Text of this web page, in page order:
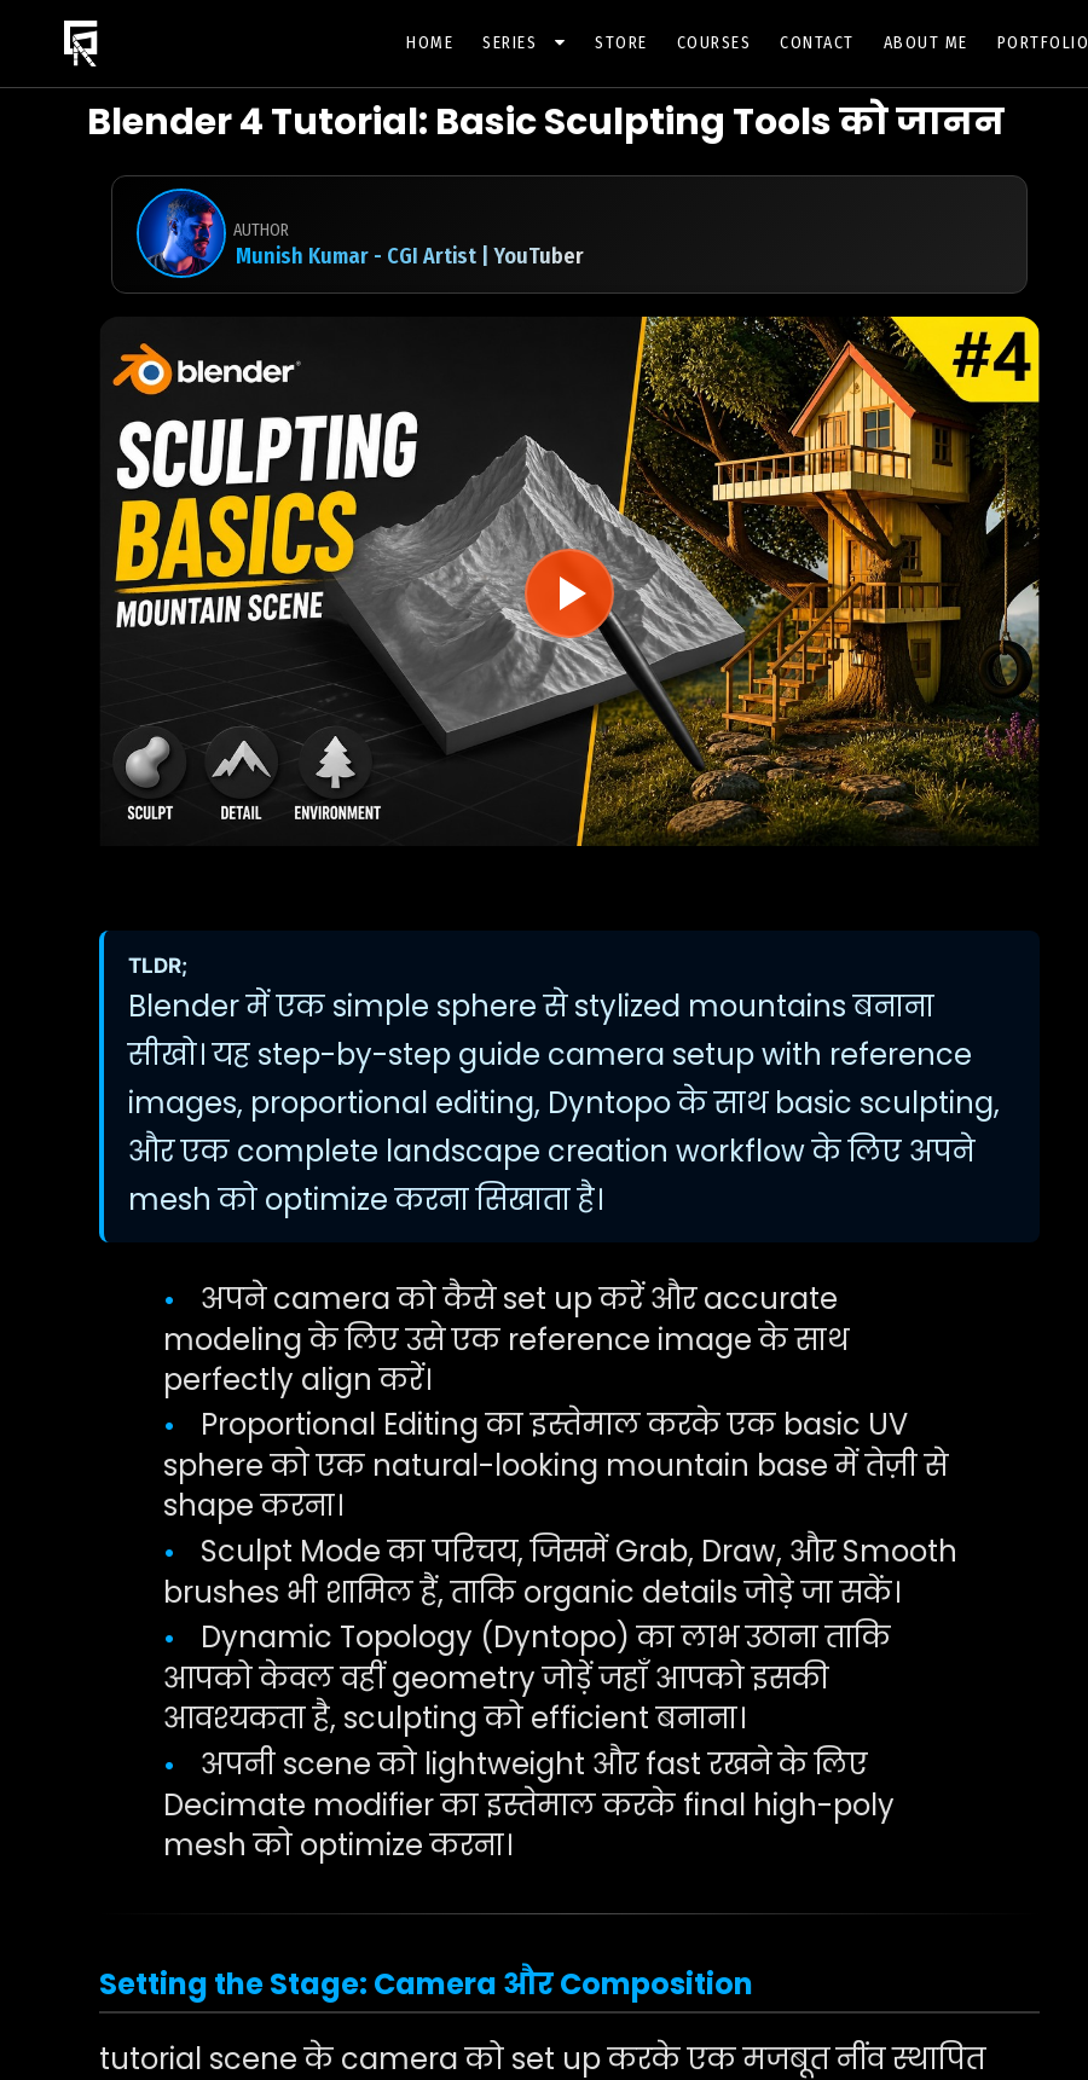
HOME SERIES STORE COURSES CONTACT ABOUT ME PORTFOLIO
Blender 4 Tutorial: Basic Sculpting Tools को जानन
AUTHOR
Munish Kumar - CGI Artist | YouTuber
TLDR;
Blender में एक simple sphere से stylized mountains बनाना
सीखो। यह step-by-step guide camera setup with reference
images, proportional editing, Dyntopo के साथ basic sculpting,
और एक complete landscape creation workflow के लिए अपने
mesh को optimize करना सिखाता है।
•
अपने camera को कैसे set up करें और accurate
modeling के लिए उसे एक reference image के साथ
perfectly align करें।
•
Proportional Editing का इस्तेमाल करके एक basic UV
sphere को एक natural-looking mountain base में तेज़ी से
shape करना।
•
Sculpt Mode का परिचय, जिसमें Grab, Draw, और Smooth
brushes भी शामिल हैं, ताकि organic details जोड़े जा सकें।
•
Dynamic Topology (Dyntopo) का लाभ उठाना ताकि
आपको केवल वहीं geometry जोड़ें जहाँ आपको इसकी
आवश्यकता है, sculpting को efficient बनाना।
•
अपनी scene को lightweight और fast रखने के लिए
Decimate modifier का इस्तेमाल करके final high-poly
mesh को optimize करना।
Setting the Stage: Camera और Composition
tutorial scene के camera को set up करके एक मजबूत नींव स्थापित